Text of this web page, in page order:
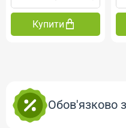
Купити
Обов'язково